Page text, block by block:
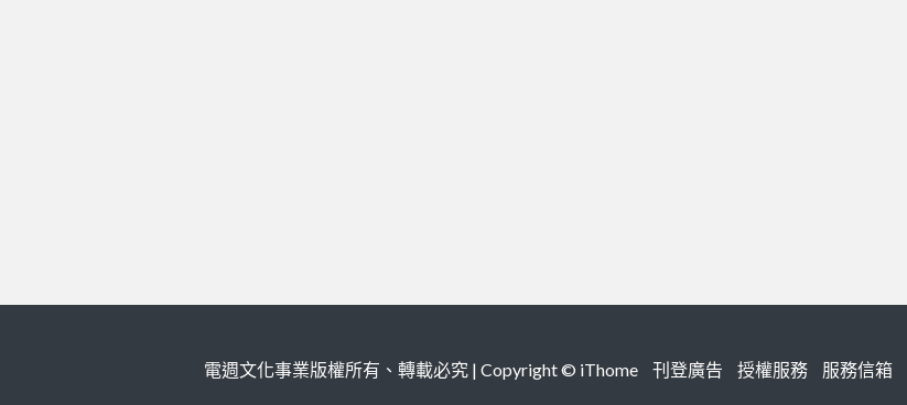
電週文化事業版權所有、轉載必究 | Copyright © iThome 刊登廣告 授權服務 服務信箱